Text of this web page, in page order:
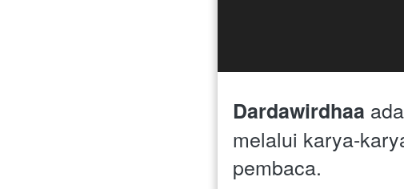
Dardawirdhaa
melalui karya-
pembaca.